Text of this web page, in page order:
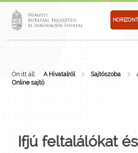
Ön itt áll: A Hivatalról Sajtószoba
Online sajtó
Ifjú feltalálókat és